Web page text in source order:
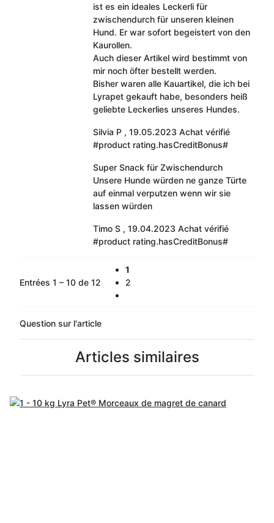
ist es ein ideales Leckerli für
zwischendurch für unseren kleinen
Hund. Er war sofort begeistert von den
Kaurollen.
Auch dieser Artikel wird bestimmt von
mir noch öfter bestellt werden.
Bisher waren alle Kauartikel, die ich bei
Lyrapet gekauft habe, besonders heiß
geliebte Leckerlies unseres Hundes.
Silvia P , 19.05.2023 Achat vérifié
#product rating.hasCreditBonus#
Super Snack für Zwischendurch
Unsere Hunde würden ne ganze Türte
auf einmal verputzen wenn wir sie
lassen würden
Timo S , 19.04.2023 Achat vérifié
#product rating.hasCreditBonus#
Entrées 1 – 10 de 12
1
2
Question sur l'article
Articles similaires